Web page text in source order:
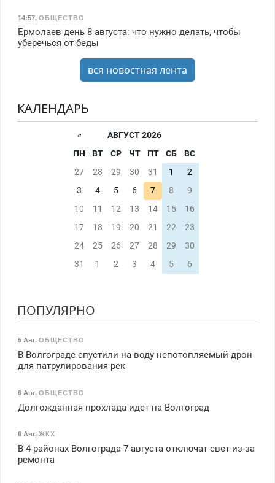
14:57, ОБЩЕСТВО
Ермолаев день 8 августа: что нужно делать, чтобы
уберечься от беды
вся новостная лента
КАЛЕНДАРЬ
«
АВГУСТ 2026
ПН
ВТ СР ЧТ ПТ СБ
ВС
27
28 29 30 31 1
2
3
4 5 6 7 8
9
10
11 12 13 14 15
16
17
18 19 20 21 22
23
24
25 26 27 28 29
30
31
1 2 3 4 5 6
ПОПУЛЯРНО
5 Авг, ОБЩЕСТВО
В Волгограде спустили на воду непотопляемый дрон
для патрулирования рек
6 Авг, ОБЩЕСТВО
Долгожданная прохлада идет на Волгоград
6 Авг, ЖКХ
В 4 районах Волгограда 7 августа отключат свет из-за
ремонта